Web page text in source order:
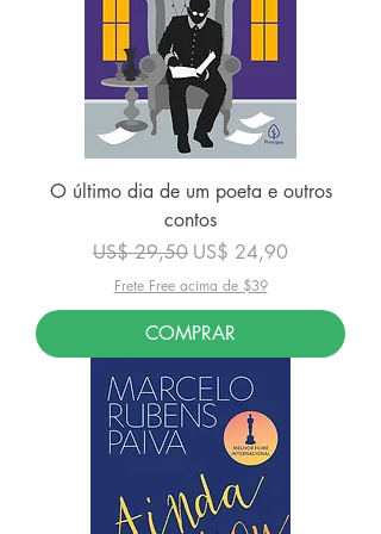
O último dia de um poeta e outros
contos
Preço normal
US$ 29,50 Preço promocional
US$ 24,90
Frete Free acima de $39
COMPRAR